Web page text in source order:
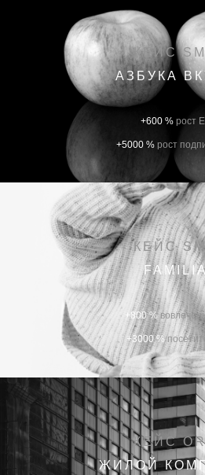
КЕЙС
АЗБУКА
+600 % рост
+5000 % рост
КЕЙС
+800 %
+3000 %
КЕЙС
ЖИЛОЙ